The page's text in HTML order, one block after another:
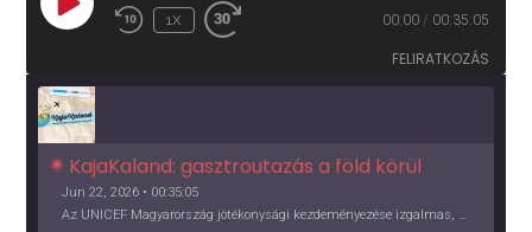
PLAY
EPISODE
1X 00:00 / 00:35:05
FELIRATKOZÁS
KajaKaland: gasztroutazás a föld körül
Jun 22, 2026 • 00:35:05
Az UNICEF Magyarország jótékonysági kezdeményezése izgalmas, egész éves világkörüli ízutazásra hív, igazi családi program és gasztroedukáció, illetve segítség a rászorulóknak is egyben.